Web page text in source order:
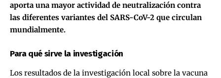
aporta una mayor actividad de neutralización contra
las diferentes variantes del SARS-CoV-2 que circulan
mundialmente.
Para qué sirve la investigación
Los resultados de la investigación local sobre la vacuna